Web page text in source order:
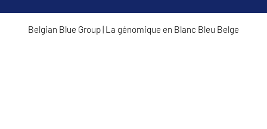
Belgian Blue Group| La génomique en Blanc Bleu Belge